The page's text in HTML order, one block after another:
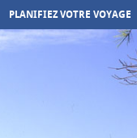
PLANIFIEZ VOTRE VOYAGE